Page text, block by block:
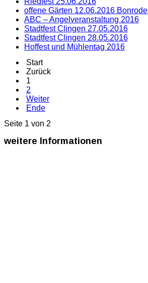
offene Gärten 12.06.2016 Bonrode
ABC – Angelveranstaltung 2016
Stadtfest Clingen 27.05.2016
Stadtfest Clingen 28.05.2016
Hoffest und Mühlentag 2016
Start
Zurück
1
2
Weiter
Ende
Seite 1 von 2
weitere Informationen